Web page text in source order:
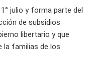
julio y forma parte del
de subsidios
libertario y que
la familias de los